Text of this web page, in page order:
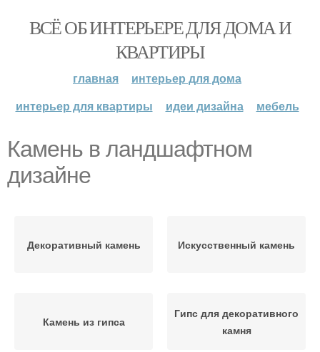
ВСЁ ОБ ИНТЕРЬЕРЕ ДЛЯ ДОМА И
КВАРТИРЫ
главная
интерьер для дома
интерьер для квартиры
идеи дизайна мебель
Камень в ландшафтном
дизайне
Декоративный камень Искусственный камень
Камень из гипса
Гипс для декоративного
камня